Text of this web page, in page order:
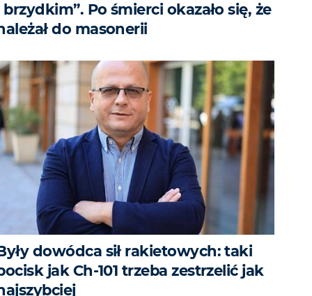
brzydkim”. Po śmierci okazało się, że
do masonerii
dowódca sił rakietowych: taki
jak Ch-101 trzeba zestrzelić jak